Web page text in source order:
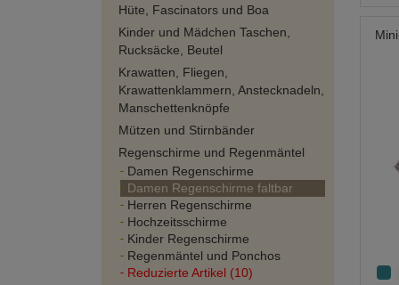
Hüte, Fascinators und Boa
Kinder und Mädchen Taschen,
Rucksäcke, Beutel
Krawatten, Fliegen,
Krawattenklammern, Anstecknadeln,
Manschettenknöpfe
Mützen und Stirnbänder
Regenschirme und Regenmäntel
Damen Regenschirme
Damen Regenschirme faltbar
Herren Regenschirme
Hochzeitsschirme
Kinder Regenschirme
Regenmäntel und Ponchos
Reduzierte Artikel (10)